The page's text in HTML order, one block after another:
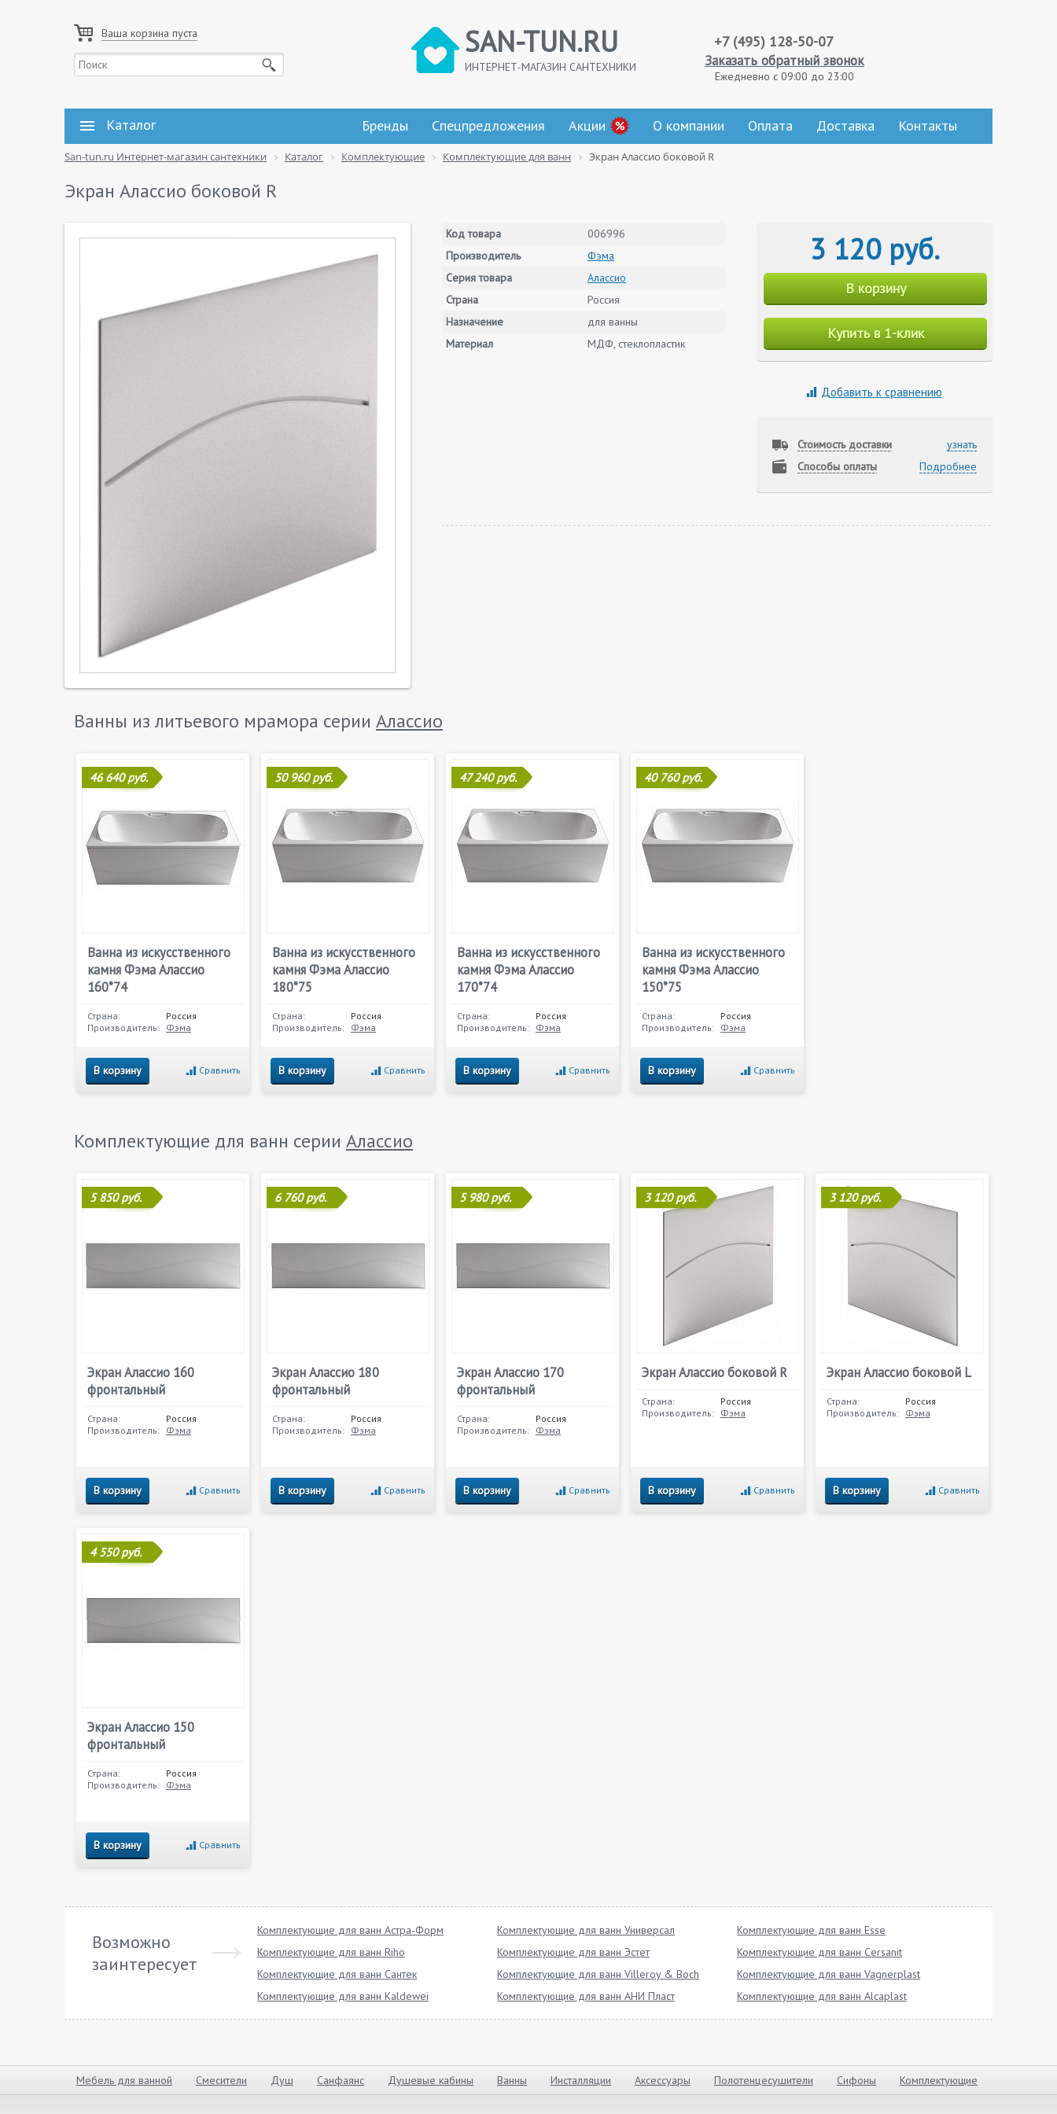
Ваша корзина пуста SAN-TUN.RU
ИНТЕРНЕТ-МАГАЗИН САНТЕХНИКИ
+7 (495) 128-50-07
Заказать обратный звонок
Ежедневно с 09:00 до 23:00
Каталог Бренды Спецпредложения Акции О компании Оплата Доставка Контакты
San-tun.ru Интернет-магазин сантехники Каталог Комплектующие Комплектующие для ванн Экран Алассио боковой R
Экран Алассио боковой R
Код товара
006996
Производитель
Фэма
Серия товара
Алассио
Страна
Россия
Назначение
для ванны
Материал
МДФ, стеклопластик
3 120 руб.
В корзину
Купить в 1-клик
Добавить к сравнению
Стоимость доставки
узнать
Способы оплаты
Подробнее
Ванны из литьевого мрамора серии Алассио
46 640 руб.
Ванна из искусственного
камня Фэма Алассио
160*74
Страна:
Россия
Производитель: Фэма
В корзину Сравнить
50 960 руб.
Ванна из искусственного
камня Фэма Алассио
180*75
Страна:
Россия
Производитель: Фэма
В корзину Сравнить
47 240 руб.
Ванна из искусственного
камня Фэма Алассио
170*74
Страна:
Россия
Производитель: Фэма
В корзину Сравнить
40 760 руб.
Ванна из искусственного
камня Фэма Алассио
150*75
Страна:
Россия
Производитель: Фэма
В корзину Сравнить
Комплектующие для ванн серии Алассио
5 850 руб.
Экран Алассио 160
фронтальный
Страна:
Россия
Производитель: Фэма
В корзину Сравнить
6 760 руб.
Экран Алассио 180
фронтальный
Страна:
Россия
Производитель: Фэма
В корзину Сравнить
5 980 руб.
Экран Алассио 170
фронтальный
Страна:
Россия
Производитель: Фэма
В корзину Сравнить
3 120 руб.
Экран Алассио боковой R
Страна:
Россия
Производитель: Фэма
В корзину Сравнить
3 120 руб.
Экран Алассио боковой L
Страна:
Россия
Производитель: Фэма
В корзину Сравнить
4 550 руб.
Экран Алассио 150
фронтальный
Страна:
Россия
Производитель: Фэма
В корзину Сравнить
Возможно
заинтересует
Комплектующие для ванн Астра-Форм Комплектующие для ванн Универсал
Комплектующие для ванн Esse
Комплектующие для ванн Riho
Комплектующие для ванн Эстет
Комплектующие для ванн Cersanit
Комплектующие для ванн Сантек
Комплектующие для ванн Villeroy & Boch
Комплектующие для ванн Vagnerplast
Комплектующие для ванн Kaldewei
Комплектующие для ванн АНИ Пласт Комплектующие для ванн Alcaplast
Мебель для ванной Смесители Душ Санфаянс Душевые кабины Ванны Инсталляции Аксессуары Полотенцесушители Сифоны Комплектующие